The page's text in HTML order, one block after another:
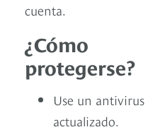
cuenta.
¿Cómo
protegerse?
Use un antivirus
actualizado.